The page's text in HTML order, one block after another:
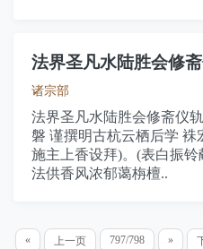
法界圣凡水陆胜会修
诸宗部
法界圣凡水陆胜会修斋仪
磐 谨撰明古杭云栖后学 袾
施主上香设拜)。(表白振
法供香风浓郁蔼栴檀..
« 上一页 797/798 »